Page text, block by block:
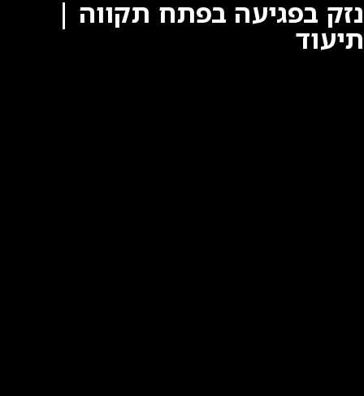
נזק בפגיעה בפתח תקווה |
תיעוד